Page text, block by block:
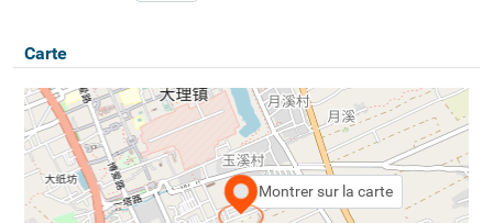
Carte
Montrer sur la carte